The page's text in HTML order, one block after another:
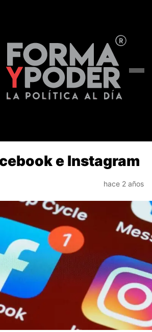
e Instagram
hace 2 años